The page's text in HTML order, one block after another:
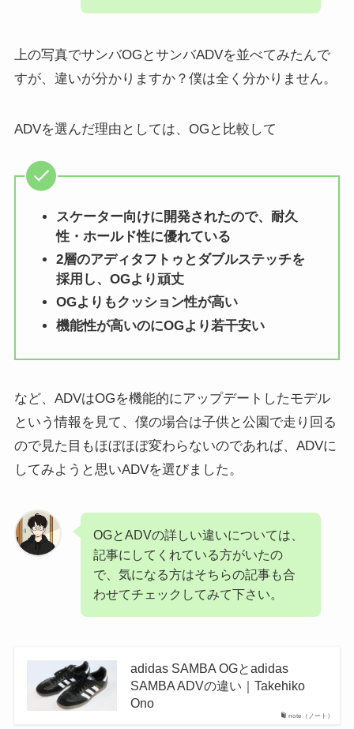
上の写真でサンバOGとサンバADVを並べてみたんで
すが、違いが分かりますか？僕は全く分かりません。
ADVを選んだ理由としては、OGと比較して
スケーター向けに開発されたので、耐久
性・ホールド性に優れている
2層のアディタフトゥとダブルステッチを
採用し、OGより頑丈
OGよりもクッション性が高い
機能性が高いのにOGより若干安い
など、ADVはOGを機能的にアップデートしたモデル
という情報を見て、僕の場合は子供と公園で走り回る
ので見た目もほぼほぼ変わらないのであれば、ADVに
してみようと思いADVを選びました。
OGとADVの詳しい違いについては、
記事にしてくれている方がいたの
で、気になる方はそちらの記事も合
わせてチェックしてみて下さい。
note（ノート）
adidas SAMBA OGとadidas
SAMBA ADVの違い｜Takehiko
Ono